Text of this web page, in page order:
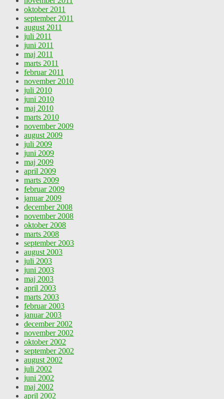
oktober 2011
september 2011
august 2011
juli 2011
juni 2011
maj 2011
marts 2011
februar 2011
november 2010
juli 2010
juni 2010
maj 2010
marts 2010
november 2009
august 2009
juli 2009
juni 2009
maj 2009
april 2009
marts 2009
februar 2009
januar 2009
december 2008
november 2008
oktober 2008
marts 2008
september 2003
august 2003
juli 2003
juni 2003
maj 2003
april 2003
marts 2003
februar 2003
januar 2003
december 2002
november 2002
oktober 2002
september 2002
august 2002
juli 2002
juni 2002
maj 2002
april 2002